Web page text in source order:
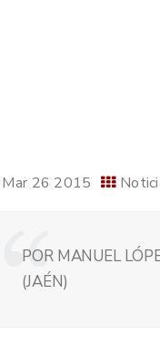
Mar 26 2015
POR MANUEL
(JAÉN)